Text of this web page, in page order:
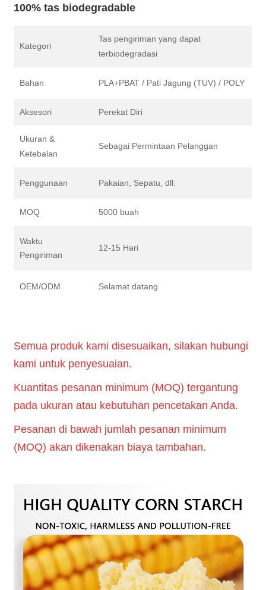
100% tas biodegradable
Kategori
Tas pengiriman yang dapat
terbiodegradasi
Bahan PLA+PBAT / Pati Jagung (TUV) / POLY
Aksesori Perekat Diri
Ukuran &
Ketebalan
Sebagai Permintaan Pelanggan
Penggunaan Pakaian, Sepatu, dll.
MOQ 5000 buah
Waktu
Pengiriman
12-15 Hari
OEM/ODM Selamat datang
Semua produk kami disesuaikan, silakan hubungi
kami untuk penyesuaian.
Kuantitas pesanan minimum (MOQ) tergantung
pada ukuran atau kebutuhan pencetakan Anda.
Pesanan di bawah jumlah pesanan minimum
(MOQ) akan dikenakan biaya tambahan.